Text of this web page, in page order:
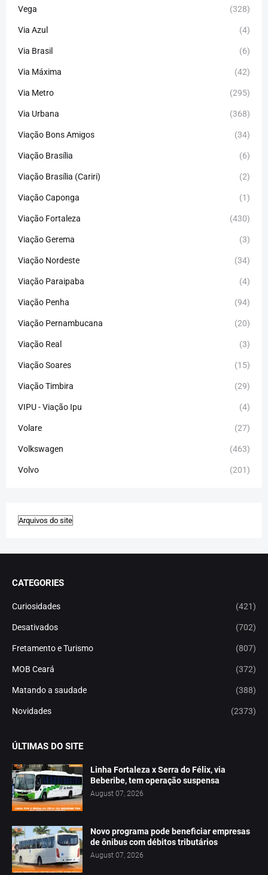
Vega (328)
Via Azul (4)
Via Brasil (6)
Via Máxima (42)
Via Metro (295)
Via Urbana (368)
Viação Bons Amigos (34)
Viação Brasília (6)
Viação Brasília (Cariri) (2)
Viação Caponga (1)
Viação Fortaleza (430)
Viação Gerema (3)
Viação Nordeste (34)
Viação Paraipaba (4)
Viação Penha (94)
Viação Pernambucana (20)
Viação Real (3)
Viação Soares (15)
Viação Timbira (29)
VIPU - Viação Ipu (4)
Volare (27)
Volkswagen (463)
Volvo (201)
CATEGORIES
Curiosidades (421)
Desativados (702)
Fretamento e Turismo (807)
MOB Ceará (372)
Matando a saudade (388)
Novidades (2373)
ÚLTIMAS DO SITE
Linha Fortaleza x Serra do Félix, via
Beberibe, tem operação suspensa
August 07, 2026
Novo programa pode beneficiar empresas
de ônibus com débitos tributários
August 07, 2026